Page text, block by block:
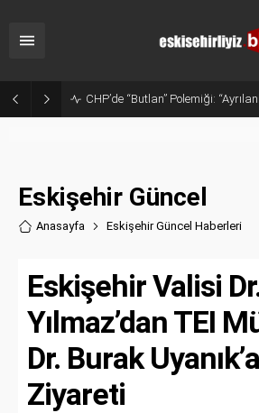
Eskişehir Güncel
Anasayfa Eskişehir Güncel Haberleri
Eskişehir Valisi
Yılmaz’dan TEI
Dr. Burak
Ziyareti